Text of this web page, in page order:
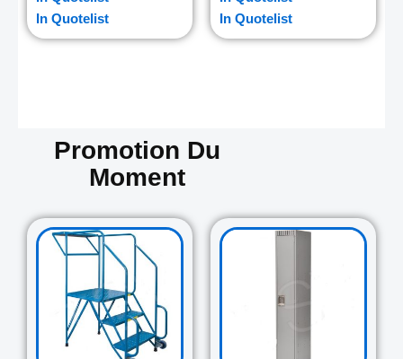
In Quotelist
In Quotelist
Promotion Du
Moment
Original
price
was:
729.00$.
Current
price
Original
price